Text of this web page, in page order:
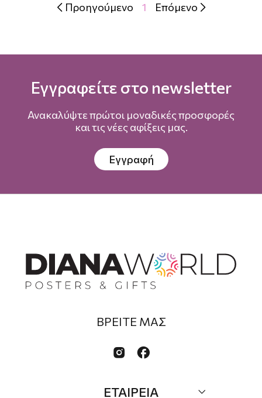
 Προηγούμενο 1 Επόμενο 
Εγγραφείτε στο newsletter
Ανακαλύψτε πρώτοι μοναδικές προσφορές
και τις νέες αφίξεις μας.
Εγγραφή
ΒΡΕΙΤΕ ΜΑΣ
 
ΕΤΑΙΡΕΙΑ